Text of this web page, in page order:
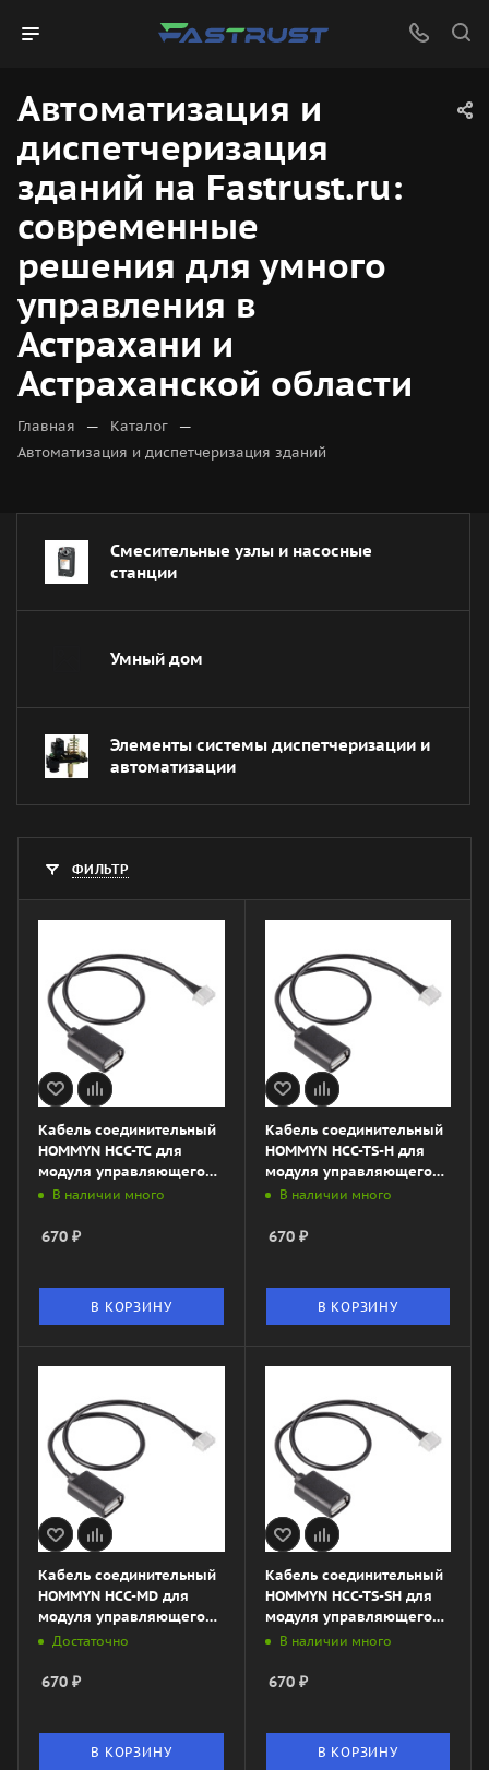
Автоматизация и
диспетчеризация
зданий на Fastrust.ru:
современные
решения для умного
управления в
Астрахани и
Астраханской области
Главная — Каталог —
Автоматизация и диспетчеризация зданий
Смесительные узлы и насосные
станции
Умный дом
Элементы системы диспетчеризации и
автоматизации
ФИЛЬТР
Кабель соединительный
HOMMYN HCC-TC для
модуля управляющего
HDN/WFN
В наличии много
670 ₽
В КОРЗИНУ
Кабель соединительный
HOMMYN HCC-TS-H для
модуля управляющего
HDN/WFN
В наличии много
670₽
В КОРЗИНУ
Кабель соединительный
HOMMYN HCC-MD для
модуля управляющего
HDN/WFN
Достаточно
670 ₽
В КОРЗИНУ
Кабель соединительный
HOMMYN HCC-TS-SH для
модуля управляющего
HDN/WFN
В наличии много
670₽
В КОРЗИНУ